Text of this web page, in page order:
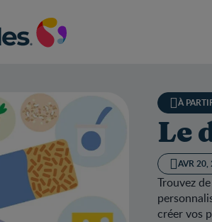
À
Le
AVR 20,
Trouvez
créer vos